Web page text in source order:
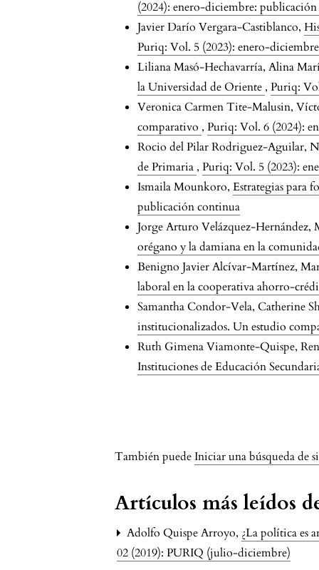
(2024): enero-diciembre:
Javier Darío Vergara-Castiblanco,
Puriq: Vol. 5 (2023): enero-
Liliana Masó-Hechavarría, Alina
la Universidad de Oriente ,Puriq:
Veronica Carmen Tite-Malusin,
comparativo ,Puriq: Vol. 6 (2024):
Rocio del Pilar Rodriguez-Aguilar,
de Primaria ,Puriq: Vol. 5 (2023):
Ismaila Mounkoro,Estrategias para
publicación continua
Jorge Arturo Velázquez-
orégano y la damiana en la
Benigno Javier Alcívar-Martínez,
laboral en la cooperativa ahorro-
Samantha Condor-Vela, Catherine
institucionalizados. Un estudio
Ruth Gimena Viamonte-Quispe,
Instituciones de Educación
También puede Iniciar una búsqueda de
Artículos más leídos
Adolfo Quispe Arroyo, ¿La política es
02 (2019): PURIQ (julio-diciembre)